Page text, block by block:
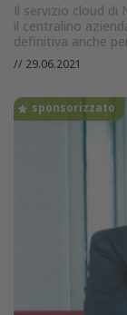
Il servizio cloud
il centralino
definitiva anche
// 29.06.2021